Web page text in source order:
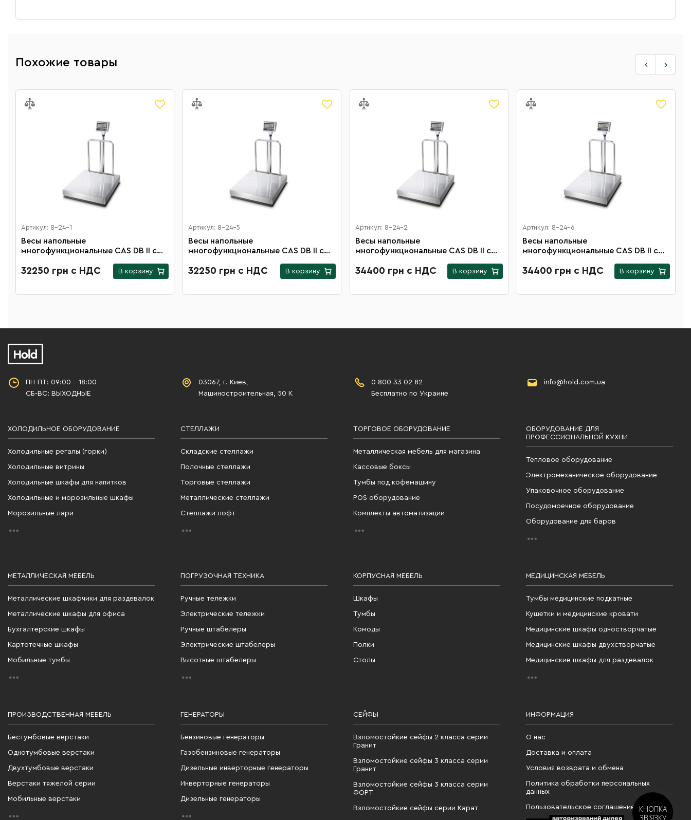
Похожие товары
Артикул: 8-24-1
Весы напольные
многофункциональные CAS DB II с
максимальной нагрузкой 300 кг
32250 грн с НДС В корзину
Артикул: 8-24-5
Весы напольные
многофункциональные CAS DB II с
максимальной нагрузкой 600 кг
32250 грн с НДС В корзину
Артикул: 8-24-2
Весы напольные
многофункциональные CAS DB II с
максимальной нагрузкой 300 кг
34400 грн с НДС В корзину
Артикул: 8-24-6
Весы напольные
многофункциональные CAS DB II с
максимальной нагрузкой 600 кг
34400 грн с НДС В корзину
ПН-ПТ: 09:00 - 18:00
СБ-ВС: ВЫХОДНЫЕ
03067, г. Киев,
Машиностроительная, 50 К
0 800 33 02 82
Бесплатно по Украине
info@hold.com.ua
ХОЛОДИЛЬНОЕ ОБОРУДОВАНИЕ
Холодильные регалы (горки)
Холодильные витрины
Холодильные шкафы для напитков
Холодильные и морозильные шкафы
Морозильные лари
СТЕЛЛАЖИ
Складские стеллажи
Полочные стеллажи
Торговые стеллажи
Металлические стеллажи
Стеллажи лофт
ТОРГОВОЕ ОБОРУДОВАНИЕ
Металлическая мебель для магазина
Кассовые боксы
Тумбы под кофемашину
POS оборудование
Комплекты автоматизации
ОБОРУДОВАНИЕ ДЛЯ
ПРОФЕССИОНАЛЬНОЙ КУХНИ
Тепловое оборудование
Электромеханическое оборудование
Упаковочное оборудование
Посудомоечное оборудование
Оборудование для баров
МЕТАЛЛИЧЕСКАЯ МЕБЕЛЬ
Металлические шкафчики для раздевалок
Металлические шкафы для офиса
Бухгалтерские шкафы
Картотечные шкафы
Мобильные тумбы
ПОГРУЗОЧНАЯ ТЕХНИКА
Ручные тележки
Электрические тележки
Ручные штабелеры
Электрические штабелеры
Высотные штабелеры
КОРПУСНАЯ МЕБЕЛЬ
Шкафы
Тумбы
Комоды
Полки
Столы
МЕДИЦИНСКАЯ МЕБЕЛЬ
Тумбы медицинские подкатные
Кушетки и медицинские кровати
Медицинские шкафы одностворчатые
Медицинские шкафы двухстворчатые
Медицинские шкафы для раздевалок
ПРОИЗВОДСТВЕННАЯ МЕБЕЛЬ
Бестумбовые верстаки
Однотумбовые верстаки
Двухтумбовые верстаки
Верстаки тяжелой серии
Мобильные верстаки
ГЕНЕРАТОРЫ
Бензиновые генераторы
Газобензиновые генераторы
Дизельные инверторные генераторы
Инверторные генераторы
Дизельные генераторы
СЕЙФЫ
Взломостойкие сейфы 2 класса серии
Гранит
Взломостойкие сейфы 3 класса серии
Гранит
Взломостойкие сейфы 3 класса серии
ФОРТ
Взломостойкие сейфы серии Карат
ИНФОРМАЦИЯ
О нас
Доставка и оплата
Условия возврата и обмена
Политика обработки персональных
данных
Пользовательское соглашение
КНОПКА
ЗВ'ЯЗКУ